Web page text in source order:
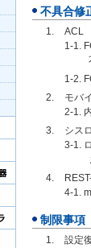
不具合修
ACL
1-1.
1-2.
モバ
2-1.
シス
3-1.
4-1.
制限事項
設定